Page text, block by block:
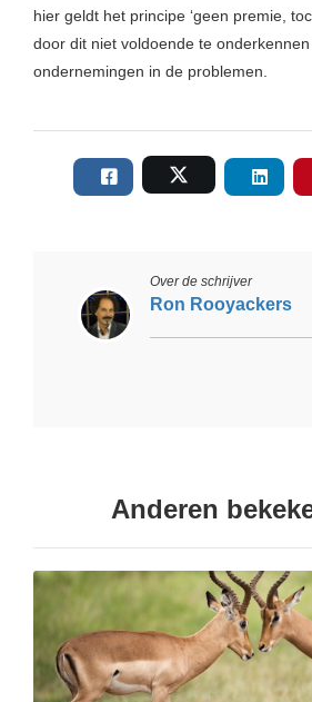
hier geldt het principe ‘geen premie,
door dit niet voldoende te
ondernemingen in de problemen.
Over de schrijver
Ron Rooyackers
Anderen